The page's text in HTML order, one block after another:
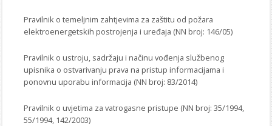
Pravilnik o temeljnim zahtjevima za zaštitu od požara
elektroenergetskih postrojenja i uređaja (NN broj: 146/05)
Pravilnik o ustroju, sadržaju i načinu vođenja službenog
upisnika o ostvarivanju prava na pristup informacijama i
ponovnu uporabu informacija (NN broj: 83/2014)
Pravilnik o uvjetima za vatrogasne pristupe (NN broj: 35/1994,
55/1994, 142/2003)